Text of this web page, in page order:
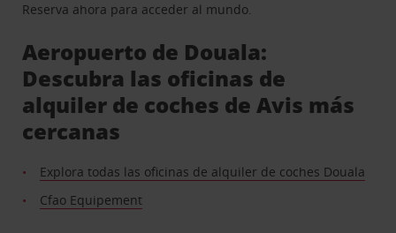
Reserva ahora para acceder al mundo.
Aeropuerto de Douala:
Descubra las oficinas de
alquiler de coches de Avis más
cercanas
Explora todas las oficinas de alquiler de coches Douala
Cfao Equipement